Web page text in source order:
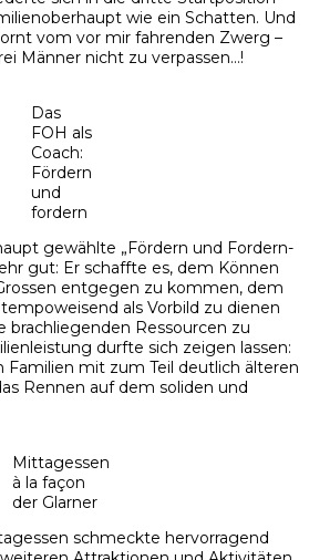
wie ein Schatten. Und
vom vor mir fahrenden Zwerg –
Männer nicht zu verpassen…!
Das
FOH als
Coach:
Fördern
und
fordern
gewählte „Fördern und Fordern-
gut: Er schaffte es, dem Können
entgegen zu kommen, dem
als Vorbild zu dienen
brachliegenden Ressourcen zu
durfte sich zeigen lassen:
Familien mit zum Teil deutlich älteren
Rennen auf dem soliden und
Mittagessen
à la façon
der Glarner
schmeckte hervorragend